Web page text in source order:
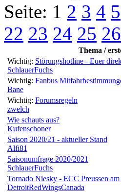
Seite: 1 2 3 4 5
22 23 24 25 26
Thema /
Wichtig: Störungshotline - Euer
SchlauerFuchs
Wichtig: Fanbus
Bane
Wichtig: Forumsregeln
zwelch
Wie schauts aus?
Kufenschoner
Saison 2020/21 - aktueller Stand
Alfi81
Saisonumfrage 2020/2021
SchlauerFuchs
Tornado Niesky - ECC Preussen
DetroitRedWingsCanada